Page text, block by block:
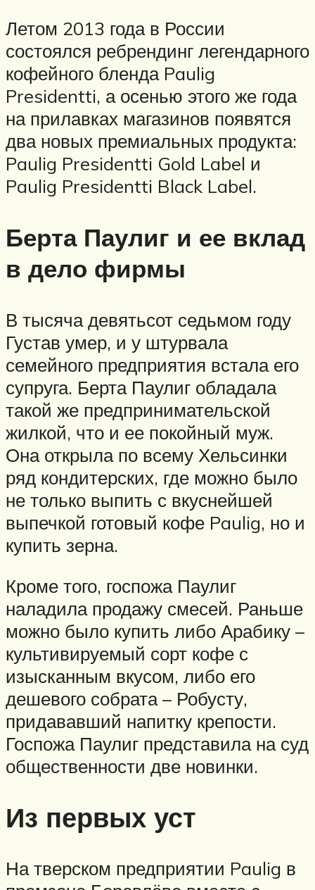
Летом 2013 года в России
состоялся ребрендинг легендарного
кофейного бленда Paulig
Presidentti, а осенью этого же года
на прилавках магазинов появятся
два новых премиальных продукта:
Paulig Presidentti Gold Label и
Paulig Presidentti Black Label.
Берта Паулиг и ее вклад
в дело фирмы
В тысяча девятьсот седьмом году
Густав умер, и у штурвала
семейного предприятия встала его
супруга. Берта Паулиг обладала
такой же предпринимательской
жилкой, что и ее покойный муж.
Она открыла по всему Хельсинки
ряд кондитерских, где можно было
не только выпить с вкуснейшей
выпечкой готовый кофе Paulig, но и
купить зерна.
Кроме того, госпожа Паулиг
наладила продажу смесей. Раньше
можно было купить либо Арабику –
культивируемый сорт кофе с
изысканным вкусом, либо его
дешевого собрата – Робусту,
придававший напитку крепости.
Госпожа Паулиг представила на суд
общественности две новинки.
Из первых уст
На тверском предприятии Paulig в